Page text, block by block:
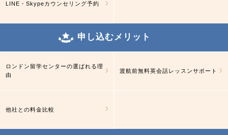
LINE・Skypeカウンセリング予約
申し込むメリット
ロンドン留学センターの選ばれる理
由
渡航前無料英会話レッスンサポート
他社との料金比較